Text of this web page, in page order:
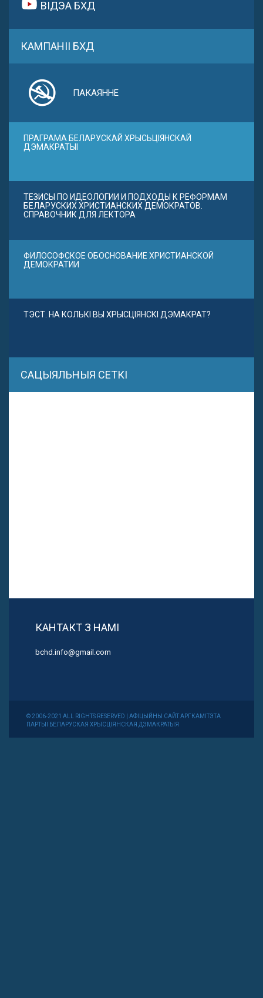
ВІДЭА БХД
КАМПАНІІ БХД
ПАКАЯННЕ
ПРАГРАМА БЕЛАРУСКАЙ ХРЫСЬЦІЯНСКАЙ
ДЭМАКРАТЫІ
ТЕЗИСЫ ПО ИДЕОЛОГИИ И ПОДХОДЫ К РЕФОРМАМ
БЕЛАРУСКИХ ХРИСТИАНСКИХ ДЕМОКРАТОВ.
СПРАВОЧНИК ДЛЯ ЛЕКТОРА
ФИЛОСОФСКОЕ ОБОСНОВАНИЕ ХРИСТИАНСКОЙ
ДЕМОКРАТИИ
ТЭСТ. НА КОЛЬКІ ВЫ ХРЫСЦІЯНСКІ ДЭМАКРАТ?
САЦЫЯЛЬНЫЯ СЕТКІ
КАНТАКТ З НАМІ
bchd.info@gmail.com
© 2006-2021 ALL RIGHTS RESERVED | АФІЦЫЙНЫ САЙТ АРГКАМІТЭТА
ПАРТЫІ БЕЛАРУСКАЯ ХРЫСЦІЯНСКАЯ ДЭМАКРАТЫЯ